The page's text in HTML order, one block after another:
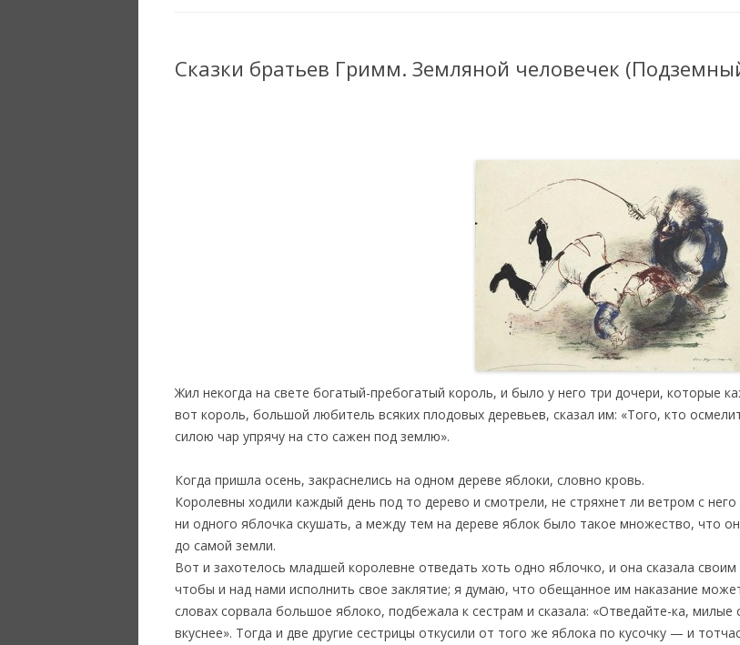
Сказки братьев Гримм. Земляной человечек
Жил некогда на свете богатый-пребогатый король, и было у него три дочери, которые
вот король, большой любитель всяких плодовых деревьев, сказал им: «Того, кто
силою чар упрячу на сто сажен под землю».
Когда пришла осень, закраснелись на одном дереве яблоки, словно кровь.
Королевны ходили каждый день под то дерево и смотрели, не стряхнет ли ветром с
ни одного яблочка скушать, а между тем на дереве яблок было такое множество, что
до самой земли.
Вот и захотелось младшей королевне отведать хоть одно яблочко, и она сказала
чтобы и над нами исполнить свое заклятие; я думаю, что обещанное им наказание
словах сорвала большое яблоко, подбежала к сестрам и сказала: «Отведайте-ка,
вкуснее». Тогда и две другие сестрицы откусили от того же яблока по кусочку — и